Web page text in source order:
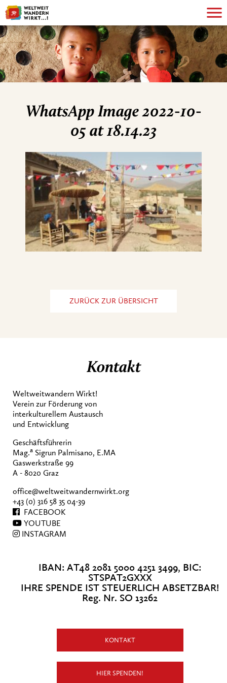
WhatsApp Image 2022-10-
05 at 18.14.23
ZURÜCK ZUR ÜBERSICHT
Kontakt
Weltweitwandern Wirkt!
Verein zur Förderung von
interkulturellem Austausch
und Entwicklung
Geschäftsführerin
Mag.a Sigrun Palmisano, E.MA
Gaswerkstraße 99
A - 8020 Graz
office@weltweitwandernwirkt.org
+43 (0) 316 58 35 04-39
FACEBOOK
YOUTUBE
INSTAGRAM
IBAN: AT48 2081 5000 4251 3499, BIC:
STSPAT2GXXX
IHRE SPENDE IST STEUERLICH ABSETZBAR!
Reg. Nr. SO 13262
KONTAKT
HIER SPENDEN!